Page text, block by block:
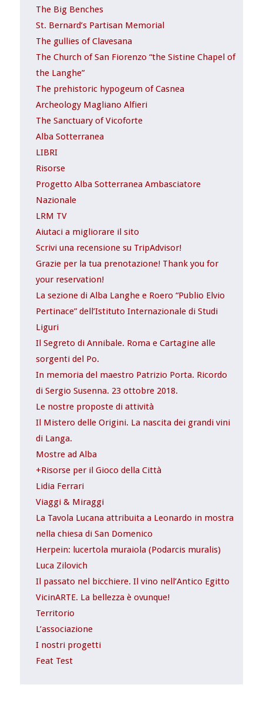
The Big Benches
St. Bernard’s Partisan Memorial
The gullies of Clavesana
The Church of San Fiorenzo “the Sistine Chapel of
the Langhe”
The prehistoric hypogeum of Casnea
Archeology Magliano Alfieri
The Sanctuary of Vicoforte
Alba Sotterranea
LIBRI
Risorse
Progetto Alba Sotterranea Ambasciatore
Nazionale
LRM TV
Aiutaci a migliorare il sito
Scrivi una recensione su TripAdvisor!
Grazie per la tua prenotazione! Thank you for
your reservation!
La sezione di Alba Langhe e Roero “Publio Elvio
Pertinace” dell’Istituto Internazionale di Studi
Liguri
Il Segreto di Annibale. Roma e Cartagine alle
sorgenti del Po.
In memoria del maestro Patrizio Porta. Ricordo
di Sergio Susenna. 23 ottobre 2018.
Le nostre proposte di attività
Il Mistero delle Origini. La nascita dei grandi vini
di Langa.
Mostre ad Alba
+Risorse per il Gioco della Città
Lidia Ferrari
Viaggi & Miraggi
La Tavola Lucana attribuita a Leonardo in mostra
nella chiesa di San Domenico
Herpein: lucertola muraiola (Podarcis muralis)
Luca Zilovich
Il passato nel bicchiere. Il vino nell’Antico Egitto
VicinARTE. La bellezza è ovunque!
Territorio
L’associazione
I nostri progetti
Feat Test